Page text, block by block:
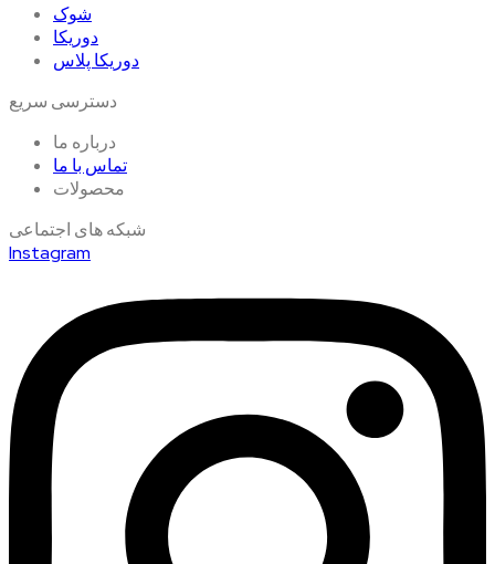
شوک
دوریکا
دوریکا پلاس
دسترسی سریع
درباره ما
تماس با ما
محصولات
شبکه های اجتماعی
Instagram